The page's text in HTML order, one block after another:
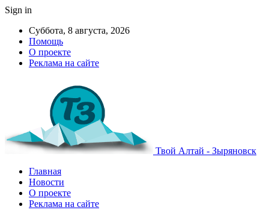
Sign in
Суббота, 8 августа, 2026
Помощь
О проекте
Реклама на сайте
Твой Алтай - Зыряновск
Главная
Новости
О проекте
Реклама на сайте